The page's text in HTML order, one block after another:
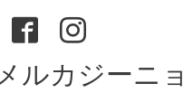
ルカジーニョ